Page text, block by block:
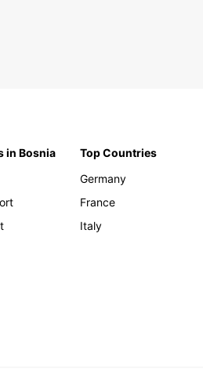
in Bosnia
Top Countries
Germany
France
Italy